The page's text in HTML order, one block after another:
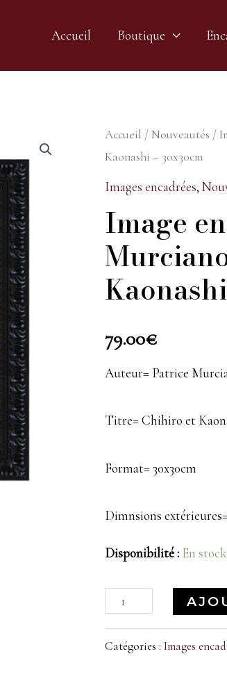
Accueil Boutique
Accueil / Nouveautés /
Kaonashi – 30x30cm
Images encadrées,
Image
79.00€
Auteur= Patrice
Titre= Chihiro et
Format= 30x30cm
Dimnsions
Disponibilité : En
Catégories : Images